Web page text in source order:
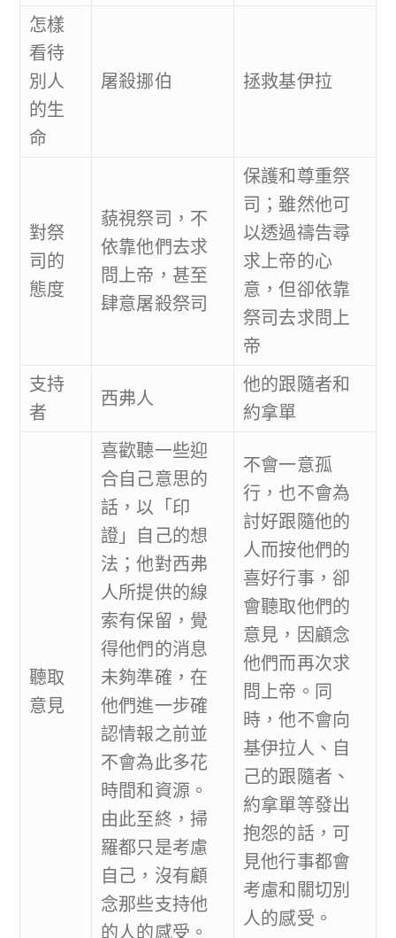
怎樣
看待
別人
的生
命
屠殺挪伯 拯救基伊拉
對祭
司的
態度
藐視祭司，不
依靠他們去求
問上帝，甚至
肆意屠殺祭司
保護和尊重祭
司；雖然他可
以透過禱告尋
求上帝的心
意，但卻依靠
祭司去求問上
帝
支持
者
西弗人
他的跟隨者和
約拿單
聽取
意見
喜歡聽一些迎
合自己意思的
話，以「印
證」自己的想
法；他對西弗
人所提供的線
索有保留，覺
得他們的消息
未夠準確，在
他們進一步確
認情報之前並
不會為此多花
時間和資源。
由此至終，掃
羅都只是考慮
自己，沒有顧
念那些支持他
的人的感受。
不會一意孤
行，也不會為
討好跟隨他的
人而按他們的
喜好行事，卻
會聽取他們的
意見，因顧念
他們而再次求
問上帝。同
時，他不會向
基伊拉人、自
己的跟隨者、
約拿單等發出
抱怨的話，可
見他行事都會
考慮和關切別
人的感受。